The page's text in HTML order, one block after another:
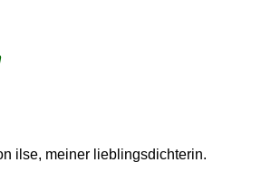
ilse, meiner lieblingsdichterin.